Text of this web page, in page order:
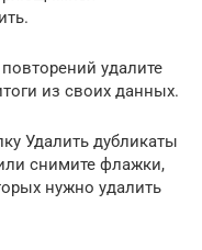
удалите
из своих данных.
Удалить дубликаты
снимите флажки,
нужно удалить